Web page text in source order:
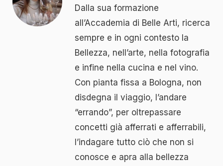
Dalla sua formazione
all’Accademia di Belle Arti, ricerca
sempre e in ogni contesto la
Bellezza, nell’arte, nella fotografia
e infine nella cucina e nel vino.
Con pianta fissa a Bologna, non
disdegna il viaggio, l’andare
“errando”, per oltrepassare
concetti già afferrati e afferrabili,
l’indagare tutto ciò che non si
conosce e apra alla bellezza